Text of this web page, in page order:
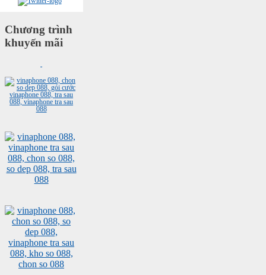
Chương trình
khuyến mãi